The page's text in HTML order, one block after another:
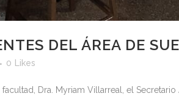
DEL ÁREA DE
0 Likes
Dra. Myriam Villarreal, el